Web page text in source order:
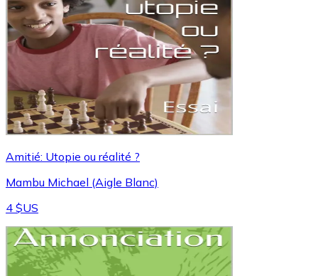
Amitié: Utopie ou réalité ?
Mambu Michael (Aigle Blanc)
4 $US